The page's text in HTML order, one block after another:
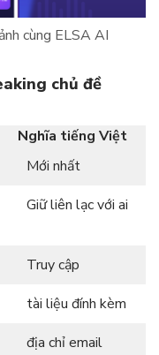
cùng ELSA AI
chủ đề
Nghĩa tiếng Việt
Mới nhất
Giữ liên lạc với ai
Truy cập
tài liệu đính kèm
địa chỉ email